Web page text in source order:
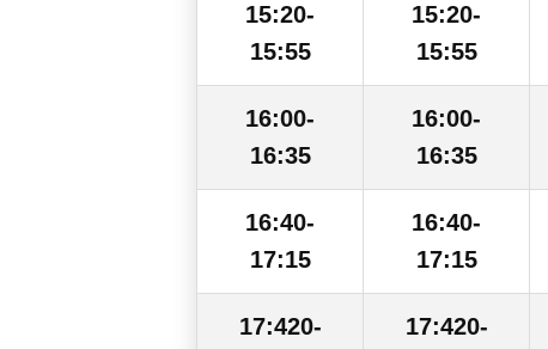
15:20-
15:55
15:20-
15:55
16:00-
16:35
16:00-
16:35
16:40-
17:15
16:40-
17:15
17:420-
17:420-